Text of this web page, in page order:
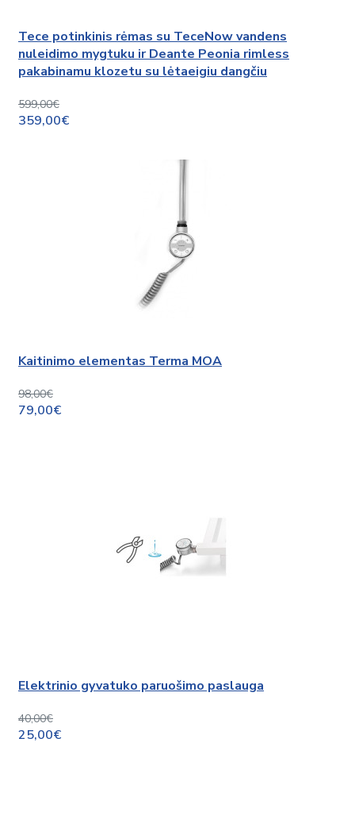
Tece potinkinis rėmas su TeceNow vandens
nuleidimo mygtuku ir Deante Peonia rimless
pakabinamu klozetu su lėtaeigiu dangčiu
599,00€
359,00€
Kaitinimo elementas Terma MOA
98,00€
79,00€
Elektrinio gyvatuko paruošimo paslauga
40,00€
25,00€